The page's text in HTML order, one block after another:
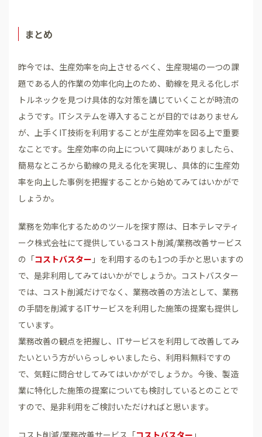
まとめ
昨今では、生産効率を向上させるべく、生産現場の一つの課
題である人的作業の効率化向上のため、動線を見える化しボ
トルネックを見つけ具体的な対策を講じていくことが時流の
ようです。ITシステムを導入することが目的ではありません
が、上手くIT技術を利用することが生産効率を図る上で重要
なことです。生産効率の向上について興味がありましたら、
簡易なところから動線の見える化を実現し、具体的に生産効
率を向上した事例を把握することから始めてみてはいかがで
しょうか。
業務を効率化するためのツールを探す際は、日本テレマティ
ーク株式会社にて提供しているコスト削減/業務改善サービス
の「コストバスター 」を利用するのも1つの手かと思いますの
で、是非利用してみてはいかがでしょうか。コストバスター
では、コスト削減だけでなく、業務改善の方法として、業務
の手間を削減するITサービスを利用した施策の提案も提供し
ています。
業務改善の観点を把握し、ITサービスを利用して改善してみ
たいという方がいらっしゃいましたら、利用料無料ですの
で、気軽に問合せしてみてはいかがでしょうか。今後、製造
業に特化した施策の提案についても検討しているとのことで
すので、是非利用をご検討いただければと思います。
コスト削減/業務改善サービス「コストバスター 」